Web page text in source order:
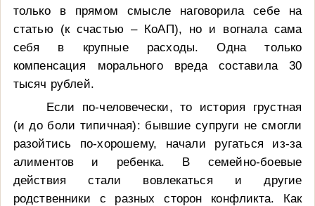
только в прямом смысле наговорила себе на
статью (к счастью – КоАП), но и вогнала сама
себя в крупные расходы. Одна только
компенсация морального вреда составила 30
тысяч рублей.
Если по-человечески, то история грустная
(и до боли типичная): бывшие супруги не смогли
разойтись по-хорошему, начали ругаться из-за
алиментов и ребенка. В семейно-боевые
действия стали вовлекаться и другие
родственники с разных сторон конфликта. Как